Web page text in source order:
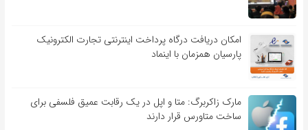
امکان دریافت درگاه پرداخت اینترنتی تجارت الکترونیک
پارسیان همزمان با اینماد
مارک زاکربرگ: متا و اپل در یک رقابت عمیق فلسفی برای
ساخت متاورس قرار دارند